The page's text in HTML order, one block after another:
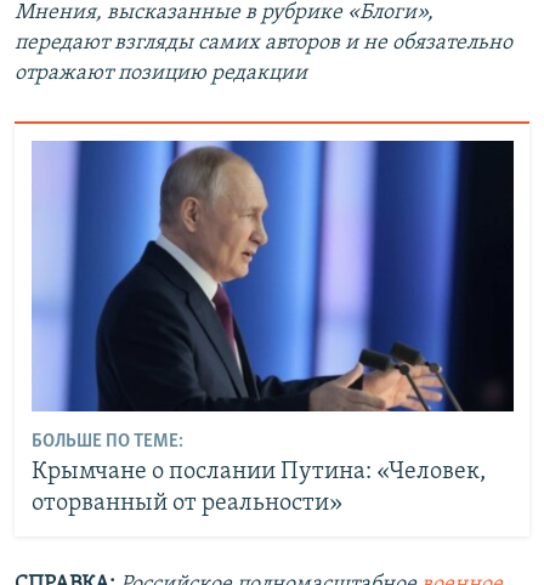
Мнения, высказанные в рубрике «Блоги»,
передают взгляды самих авторов и не обязательно
отражают позицию редакции
БОЛЬШЕ ПО ТЕМЕ:
Крымчане о послании Путина: «Человек,
оторванный от реальности»